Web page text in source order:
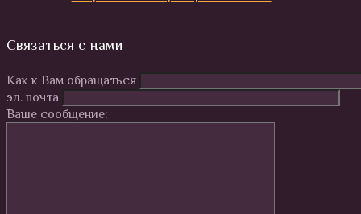
Связаться с нами
Как к Вам обращаться
эл. почта
Ваше сообщение: